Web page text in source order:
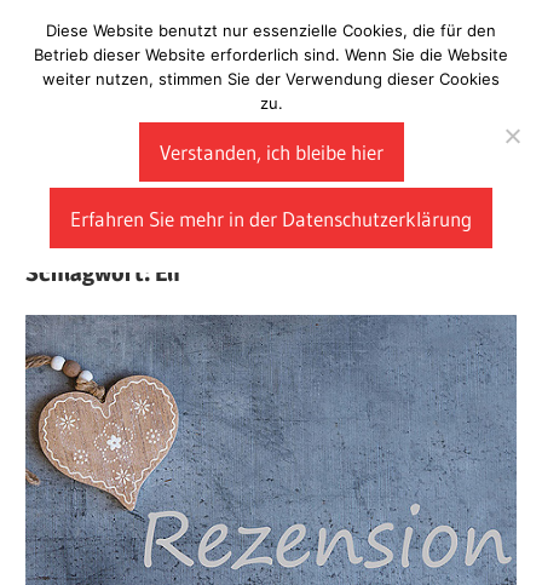
Inhalt
springen
Laberladen
Schlagwort: Elf
Diese Website benutzt nur essenzielle Cookies, die für den
Betrieb dieser Website erforderlich sind. Wenn Sie die Website
weiter nutzen, stimmen Sie der Verwendung dieser Cookies
zu.
Verstanden, ich bleibe hier
Erfahren Sie mehr in der Datenschutzerklärung